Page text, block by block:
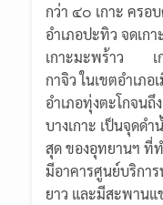
กว่า ๔๐ เกาะ ครอ
อำเภอปะทิว จดเกา
เกาะมะพร้าว เก
กาจิว ในเขตอำเภอ
อำเภอทุ่งตะโกจนถึ
บางเกาะ เป็นจุดดำ
สุด ของอุทยานฯ ที่
มีอาคารศูนย์บริกา
ยาว และมีสะพา